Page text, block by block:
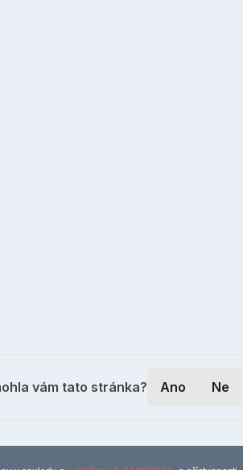
vám tato stránka? Ano Ne